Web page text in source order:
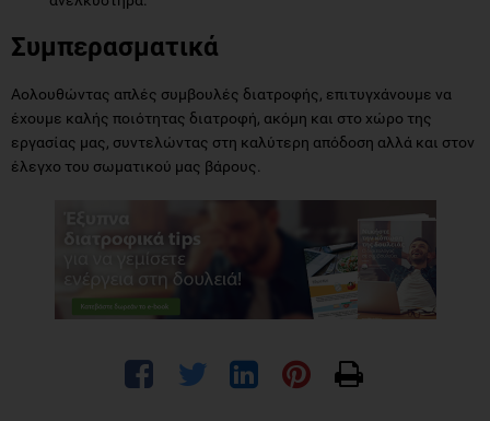
Συμπερασματικά
Aολουθώντας απλές συμβουλές διατροφής, επιτυγχάνουμε να
έχουμε καλής ποιότητας διατροφή, ακόμη και στο χώρο της
εργασίας μας, συντελώντας στη καλύτερη απόδοση αλλά και στον
έλεγχο του σωματικού μας βάρους.